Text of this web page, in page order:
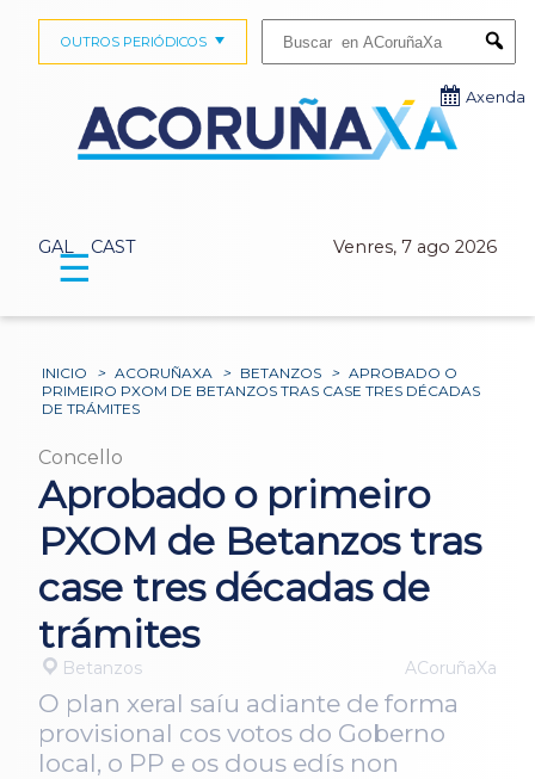
GAL CAST Venres, 7 ago 2026
OUTROS PERIÓDICOS
Axenda
☰
INICIO > ACORUÑAXA > BETANZOS > APROBADO O
PRIMEIRO PXOM DE BETANZOS TRAS CASE TRES DÉCADAS
DE TRÁMITES
Concello
Aprobado o primeiro
PXOM de Betanzos tras
case tres décadas de
trámites
Betanzos ACoruñaXa
O plan xeral saíu adiante de forma
provisional cos votos do Goberno
local, o PP e os dous edís non